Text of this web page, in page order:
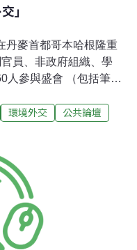
」
丹麥首都哥本哈根隆重
員、非政府組織、學
人參與盛會 （包括筆者
束，但莫拉克風災正是
脅與日俱增，在碳經濟
不是聯合國的會員國，
入哥本哈根會場，十幾
」的名義來參與，非政
灣為名來參加，而必須
報名，甚至台灣的媒體
，仍被擋在大會Bella
環境外交
公共論壇